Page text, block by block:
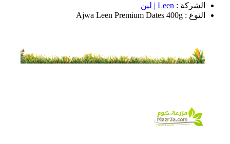
الشركة : Leen | لين
النوع : Ajwa Leen Premium Dates 400g